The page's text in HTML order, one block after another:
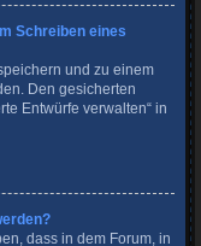
Schreiben eines
und zu einem
Den gesicherten
Entwürfe verwalten“ in
dass in dem Forum, in